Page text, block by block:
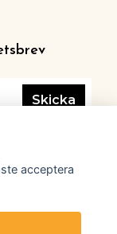
Skicka
acceptera